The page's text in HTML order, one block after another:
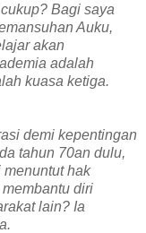
Bagi saya
Auku,
akan
adalah
kuasa ketiga.
demi kepentingan
tahun 70an dulu,
hak
diri
lain? Ia